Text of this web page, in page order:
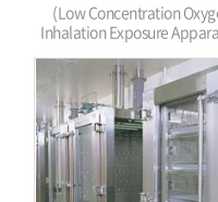
(Low Concentration
Inhalation Exposure